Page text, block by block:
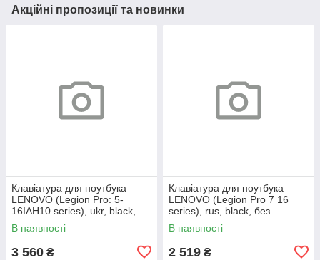
Акційні пропозиції та новинки
Клавіатура для ноутбука
LENOVO (Legion Pro: 5-
16IAH10 series), ukr, black,
без кадру, підсвічування
клавіш (RGB)
В наявності
3 560 ₴
Клавіатура для ноутбука
LENOVO (Legion Pro 7 16
series), rus, black, без
фрейма, підсвічування
клавіш (copilot)
В наявності
2 519 ₴